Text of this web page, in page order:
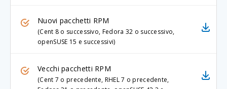
Nuovi pacchetti RPM
(Cent 8 o successivo, Fedora 32 o successivo,
openSUSE 15 e successivi)
Vecchi pacchetti RPM
(Cent 7 o precedente, RHEL 7 o precedente,